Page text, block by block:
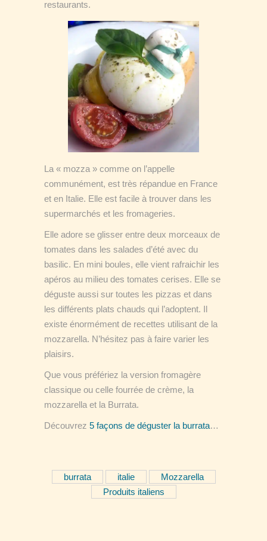
restaurants.
La « mozza » comme on l’appelle
communément, est très répandue en France
et en Italie. Elle est facile à trouver dans les
supermarchés et les fromageries.
Elle adore se glisser entre deux morceaux de
tomates dans les salades d’été avec du
basilic. En mini boules, elle vient rafraichir les
apéros au milieu des tomates cerises. Elle se
déguste aussi sur toutes les pizzas et dans
les différents plats chauds qui l’adoptent. Il
existe énormément de recettes utilisant de la
mozzarella. N’hésitez pas à faire varier les
plaisirs.
Que vous préfériez la version fromagère
classique ou celle fourrée de crème, la
mozzarella et la Burrata.
Découvrez 5 façons de déguster la burrata…
burrata italie
Mozzarella
Produits italiens